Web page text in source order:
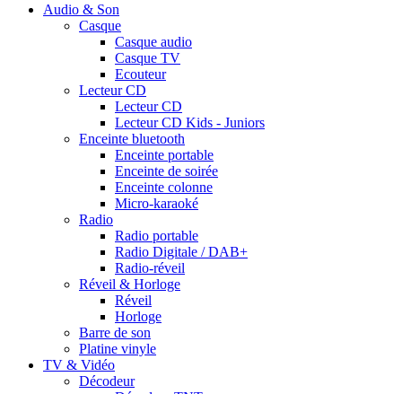
Audio & Son
Casque
Casque audio
Casque TV
Ecouteur
Lecteur CD
Lecteur CD
Lecteur CD Kids - Juniors
Enceinte bluetooth
Enceinte portable
Enceinte de soirée
Enceinte colonne
Micro-karaoké
Radio
Radio portable
Radio Digitale / DAB+
Radio-réveil
Réveil & Horloge
Réveil
Horloge
Barre de son
Platine vinyle
TV & Vidéo
Décodeur